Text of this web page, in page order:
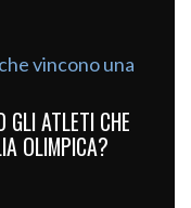
GLI ATLETI CHE
OLIMPICA?